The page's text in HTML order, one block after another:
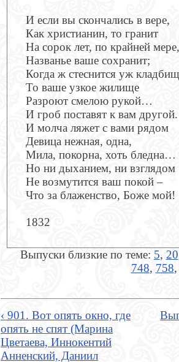
И если вы скончались в вере,
Как христианин, то гранит
На сорок лет, по крайней мере,
Названье ваше сохранит;
Когда ж стеснится уж
То ваше узкое жилище
Разроют смелою рукой…
И гроб поставят к вам другой.
И молча ляжет с вами рядом
Девица нежная, одна,
Мила, покорна, хоть бледна…
Но ни дыханием, ни взглядом
Не возмутится ваш покой –
Что за блаженство, Боже мой!
1832
Выпуски близкие по теме: 5, 20
748, 758,
‹ 901. Вот опять окно, где
опять не спят (Марина
Цветаева, Иннокентий
Анненский, Даниил